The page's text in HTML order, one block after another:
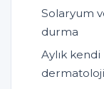
Solaryum
durma
Aylık